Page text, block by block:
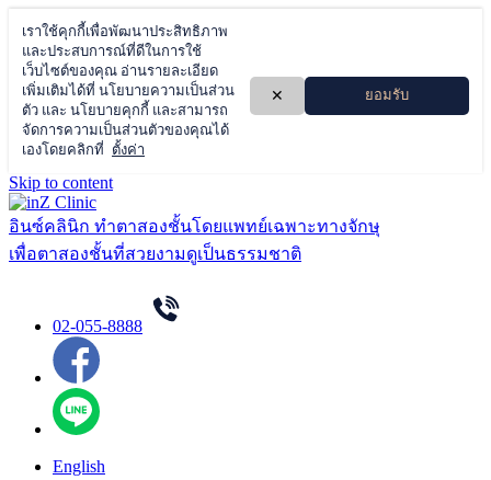
Skip to content
อินซ์คลินิก ทำตาสองชั้นโดยแพทย์เฉพาะทางจักษุ
เพื่อตาสองชั้นที่สวยงามดูเป็นธรรมชาติ
02-055-8888
English